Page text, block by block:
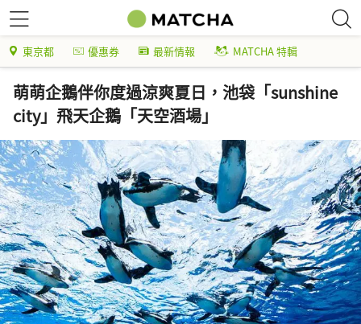
東京都 優惠券 最新情報 MATCHA 特輯
萌萌企鵝伴你度過涼爽夏日，池袋「sunshine
city」飛天企鵝「天空酒場」